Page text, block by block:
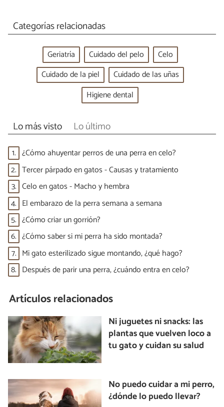
Categorías relacionadas
Geriatría Cuidado del pelo
Celo
Cuidado de la piel
Cuidado de las uñas
Higiene dental
Lo más visto Lo último
1. ¿Cómo ahuyentar perros de una perra en celo?
2. Tercer párpado en gatos - Causas y tratamiento
3. Celo en gatos - Macho y hembra
4. El embarazo de la perra semana a semana
5. ¿Cómo criar un gorrión?
6. ¿Cómo saber si mi perra ha sido montada?
7. Mi gato esterilizado sigue montando, ¿qué hago?
8. Después de parir una perra, ¿cuándo entra en celo?
Artículos relacionados
Ni juguetes ni snacks: las
plantas que vuelven loco a
tu gato y cuidan su salud
No puedo cuidar a mi perro,
¿dónde lo puedo llevar?